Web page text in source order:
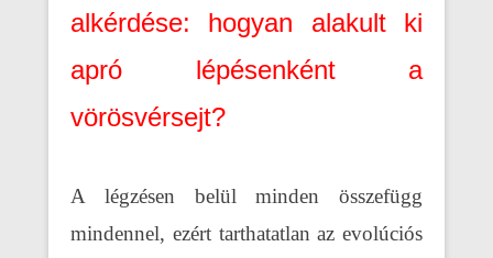
alkérdése: hogyan alakult ki
apró lépésenként a
vörösvérsejt?
A légzésen belül minden összefügg
mindennel, ezért tarthatatlan az evolúciós